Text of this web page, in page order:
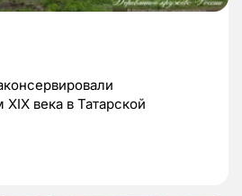
века в Татарской